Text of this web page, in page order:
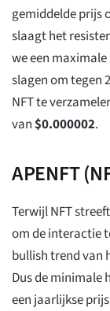
gemiddelde prijs
slaagt het
we een
slagen om tegen
NFT te
van$0.000002.
APENFT
Terwijl NFT
om de interactie
bullish trend van
Dus de minimale
een jaarlijkse